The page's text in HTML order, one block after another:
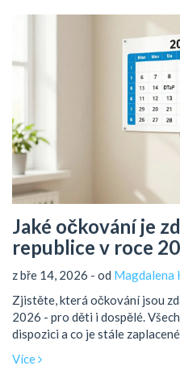
Jaké očkování je
republice v roce
z bře 14, 2026 - od Magdalena
Zjistěte, která očkování jsou
2026 - pro děti i dospělé.
dispozici a co je stále
Více